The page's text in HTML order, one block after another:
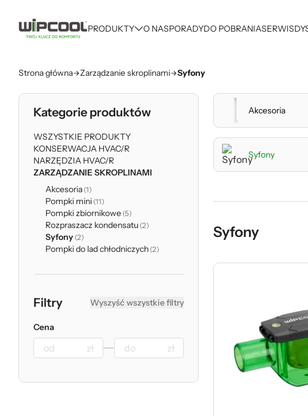
PRODUKTY O NASPORADYDO POBRANIASERWIS
Strona główna Zarządzanie skroplinami Syfony
Kategorie produktów
WSZYSTKIE PRODUKTY
KONSERWACJA HVAC/R
NARZĘDZIA HVAC/R
ZARZĄDZANIE SKROPLINAMI
Akcesoria (1)
Pompki mini (11)
Pompki zbiornikowe (5)
Rozpraszacz kondensatu (2)
Syfony (2)
Pompki do lad chłodniczych (2)
Filtry Wyszyść wszystkie filtry
Cena
zł zł
Akcesoria
Syfony
Syfony